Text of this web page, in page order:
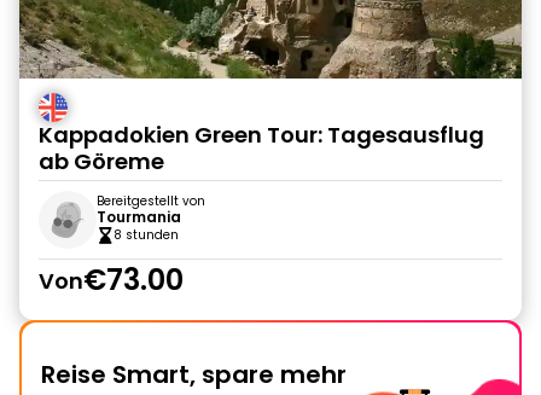
Kappadokien Green Tour: Tagesausflug
ab Göreme
Bereitgestellt von
Tourmania
8 stunden
Von€73.00
Reise Smart, spare mehr